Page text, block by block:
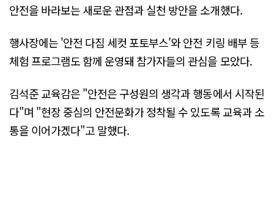
안전을 바라보는 새로운 관점과 실천 방안을 소개했다.
행사장에는 '안전 다짐 세컷 포토부스'와 안전 키링 배부 등
체험 프로그램도 함께 운영돼 참가자들의 관심을 모았다.
김석준 교육감은 "안전은 구성원의 생각과 행동에서 시작된
다"며 "현장 중심의 안전문화가 정착될 수 있도록 교육과 소
통을 이어가겠다"고 말했다.